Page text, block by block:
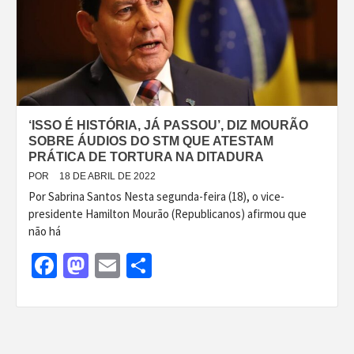
‘ISSO É HISTÓRIA, JÁ PASSOU’, DIZ MOURÃO
SOBRE ÁUDIOS DO STM QUE ATESTAM
PRÁTICA DE TORTURA NA DITADURA
POR 18 DE ABRIL DE 2022
Por Sabrina Santos Nesta segunda-feira (18), o vice-
presidente Hamilton Mourão (Republicanos) afirmou que
não há
Facebook
Mastodon
Email